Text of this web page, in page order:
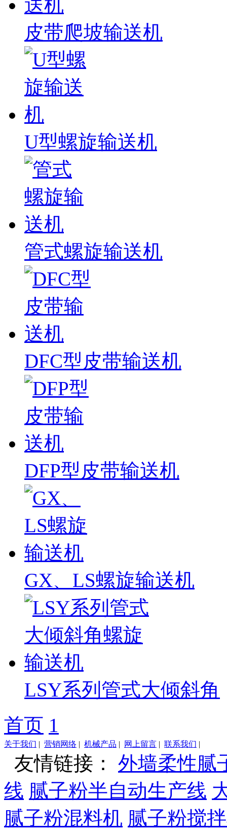
皮带爬坡输送机
U型螺旋输送机
管式螺旋输送机
DFC型皮带输送机
DFP型皮带输送机
GX、LS螺旋输送机
LSY系列管式大倾斜角
首页 1
关于我们 | 营销网络 | 机械产品 | 网上留言 | 联系我们 |
友情链接： 外墙柔性腻
线 腻子粉半自动生产线
腻子粉混料机 腻子粉搅